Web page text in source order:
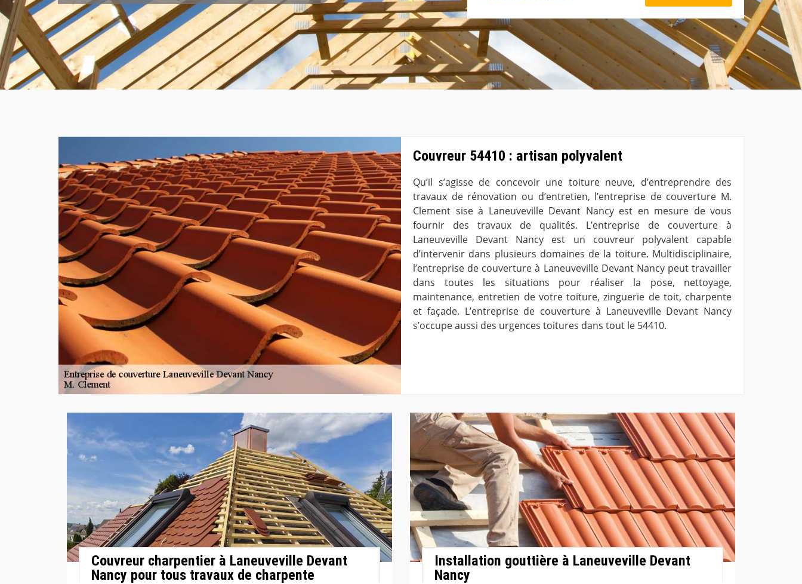
Couvreur 54410 : artisan polyvalent
Qu’il s’agisse de concevoir une toiture neuve, d’entreprendre des
travaux de rénovation ou d’entretien, l’entreprise de couverture M.
Clement sise à Laneuveville Devant Nancy est en mesure de vous
fournir des travaux de qualités. L’entreprise de couverture à
Laneuveville Devant Nancy est un couvreur polyvalent capable
d’intervenir dans plusieurs domaines de la toiture. Multidisciplinaire,
l’entreprise de couverture à Laneuveville Devant Nancy peut travailler
dans toutes les situations pour réaliser la pose, nettoyage,
maintenance, entretien de votre toiture, zinguerie de toit, charpente
et façade. L’entreprise de couverture à Laneuveville Devant Nancy
s’occupe aussi des urgences toitures dans tout le 54410.
Couvreur charpentier à Laneuveville Devant
Nancy pour tous travaux de charpente
Installation gouttière à Laneuveville Devant
Nancy